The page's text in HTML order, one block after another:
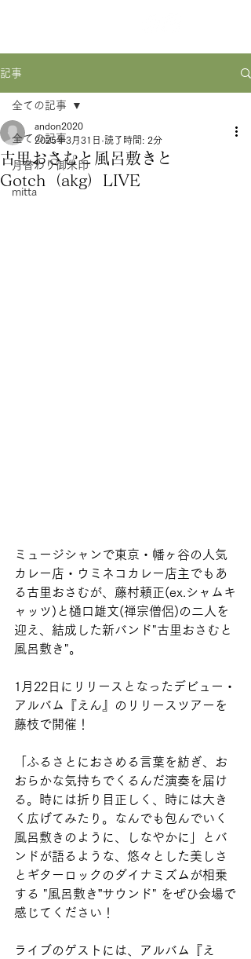
記事
全ての記事
月替わり御朱印
mitta
全ての記事
古里おさむと風呂敷きと
Gotch（akg）LIVE
andon2020
2025年3月31日 読了時間: 2分
ミュージシャンで東京・幡ヶ谷の人気
カレー店・ウミネコカレー店主でもあ
る古里おさむが、藤村頼正(ex.シャムキ
ャッツ)と樋口雄文(禅宗僧侶)の二人を
迎え、結成した新バンド"古里おさむと
風呂敷き"。
1月22日にリリースとなったデビュー・
アルバム『えん』のリリースツアーを
藤枝で開催！
「ふるさとにおさめる言葉を紡ぎ、お
おらかな気持ちでくるんだ演奏を届け
る。時には折り目正しく、時には大き
く広げてみたり。なんでも包んでいく
風呂敷きのように、しなやかに」とバ
ンドが語るような、悠々とした美しさ
とギターロックのダイナミズムが相乗
する "風呂敷き”サウンド" をぜひ会場で
感じてください！
ライブのゲストには、アルバム『え